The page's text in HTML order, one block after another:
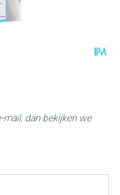
dan bekijken we